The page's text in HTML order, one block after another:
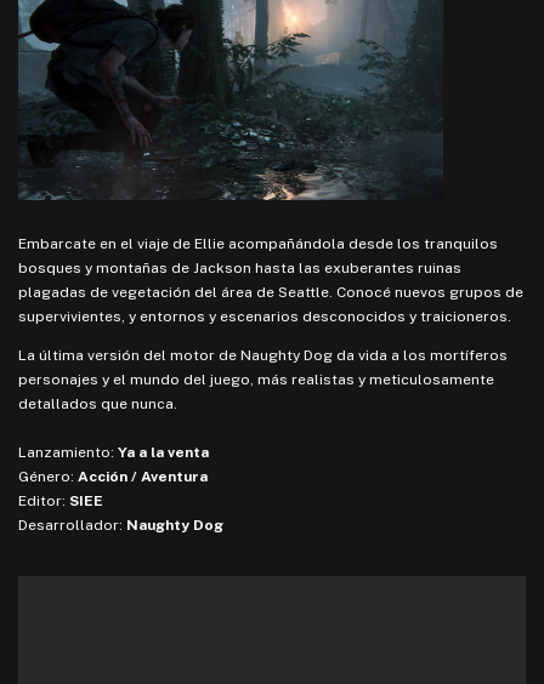
Embarcate en el viaje de Ellie acompañándola desde los tranquilos
bosques y montañas de Jackson hasta las exuberantes ruinas
plagadas de vegetación del área de Seattle. Conocé nuevos grupos de
supervivientes, y entornos y escenarios desconocidos y traicioneros.
La última versión del motor de Naughty Dog da vida a los mortíferos
personajes y el mundo del juego, más realistas y meticulosamente
detallados que nunca.
Lanzamiento: Ya a la venta
Género: Acción / Aventura
Editor: SIEE
Desarrollador: Naughty Dog